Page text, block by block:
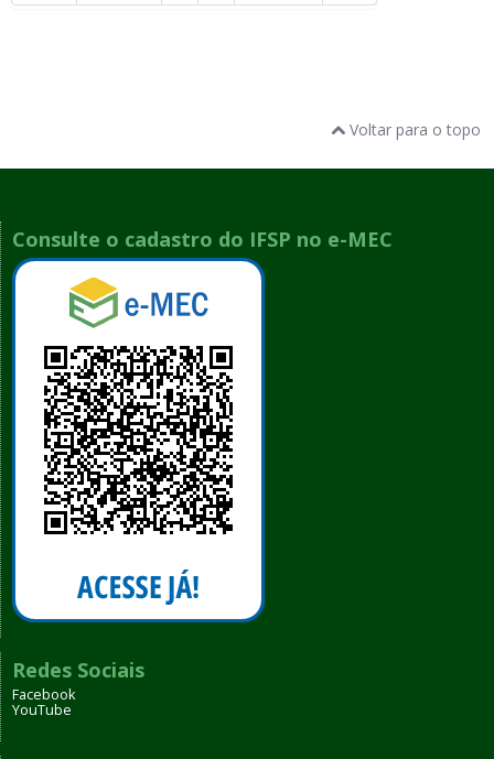
Voltar para o topo
Consulte o cadastro do IFSP no e-MEC
Redes Sociais
Facebook
YouTube